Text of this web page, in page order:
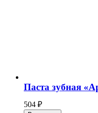
Паста зубная
504 ₽